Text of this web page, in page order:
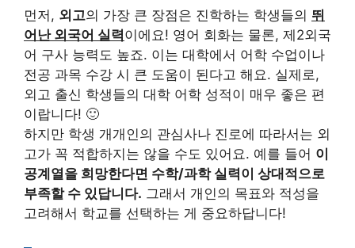
먼저, 외고의 가장 큰 장점은 진학하는 학생들의 뛰
어난 외국어 실력이에요! 영어 회화는 물론, 제2외국
어 구사 능력도 높죠. 이는 대학에서 어학 수업이나
전공 과목 수강 시 큰 도움이 된다고 해요. 실제로,
외고 출신 학생들의 대학 어학 성적이 매우 좋은 편
이랍니다! 🙂
하지만 학생 개개인의 관심사나 진로에 따라서는 외
고가 꼭 적합하지는 않을 수도 있어요. 예를 들어 이
공계열을 희망한다면 수학/과학 실력이 상대적으로
부족할 수 있답니다. 그래서 개인의 목표와 적성을
고려해서 학교를 선택하는 게 중요하답니다!